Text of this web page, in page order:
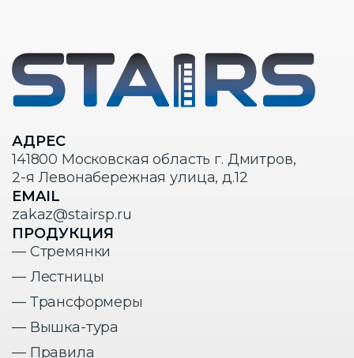
АДРЕС
141800 Московская область г. Дмитров,
2-я Левонабережная улица, д.12
EMAIL
zakaz@stairsp.ru
ПРОДУКЦИЯ
— Стремянки
— Лестницы
— Трансформеры
— Вышка-тура
— Правила